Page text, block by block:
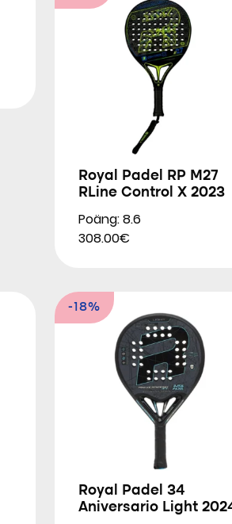
Royal Padel RP M27
RLine Control X 2023
Poäng: 8.6
308.00€
-18%
Royal Padel 34
Aniversario Light